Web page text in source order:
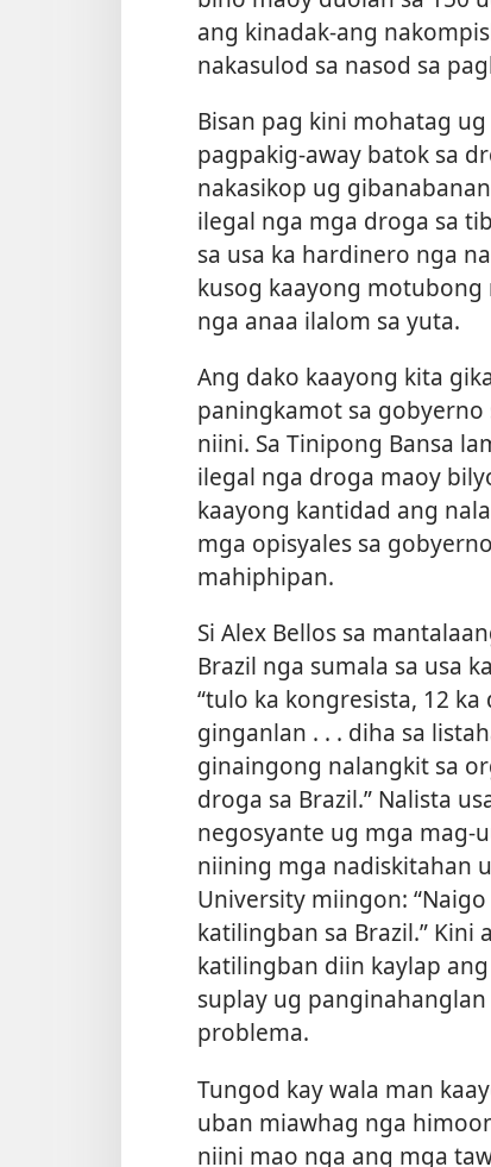
ang kinadak-ang
nakasulod sa nasod sa
Bisan pag kini mohatag
pagpakig-away batok sa
nakasikop ug
ilegal nga mga droga sa
sa usa ka hardinero nga
kusog kaayong
nga anaa ilalom sa yuta.
Ang dako kaayong kita
paningkamot sa
niini. Sa Tinipong Bansa
ilegal nga droga maoy
kaayong kantidad ang
mga opisyales sa
mahiphipan.
Si Alex Bellos sa
Brazil nga sumala sa usa
“tulo ka kongresista, 12
ginganlan . . . diha sa
ginaingong nalangkit sa
droga sa Brazil.” Nalista
negosyante ug mga mag-
niining mga nadiskitahan
University miingon:
katilingban sa Brazil.”
katilingban diin kaylap
suplay ug
problema.
Tungod kay wala man
uban miawhag nga
niini mao nga ang mga